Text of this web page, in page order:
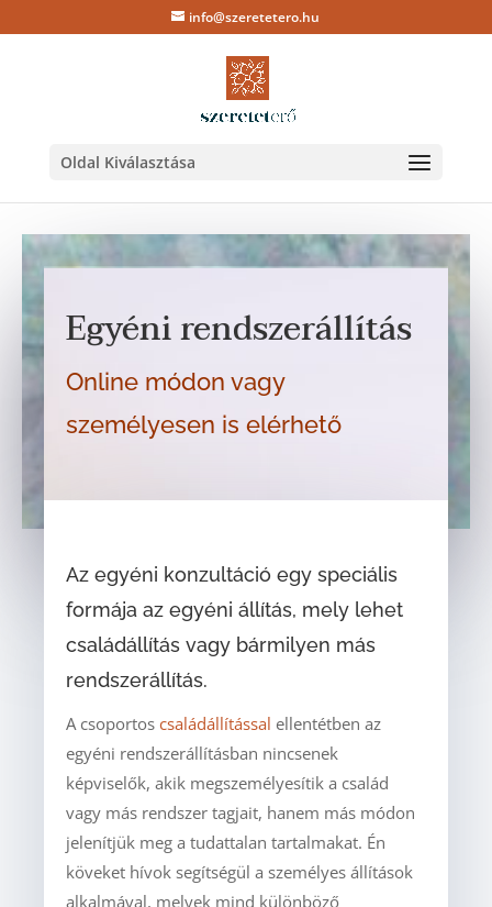
info@szeretetero.hu
Oldal Kiválasztása
Egyéni rendszerállítás
Online módon vagy
személyesen is elérhető
Az egyéni konzultáció egy speciális
formája az egyéni állítás, mely lehet
családállítás vagy bármilyen más
rendszerállítás.
A csoportos családállítással ellentétben az
egyéni rendszerállításban nincsenek
képviselők, akik megszemélyesítik a család
vagy más rendszer tagjait, hanem más módon
jelenítjük meg a tudattalan tartalmakat. Én
köveket hívok segítségül a személyes állítások
alkalmával, melyek mind különböző